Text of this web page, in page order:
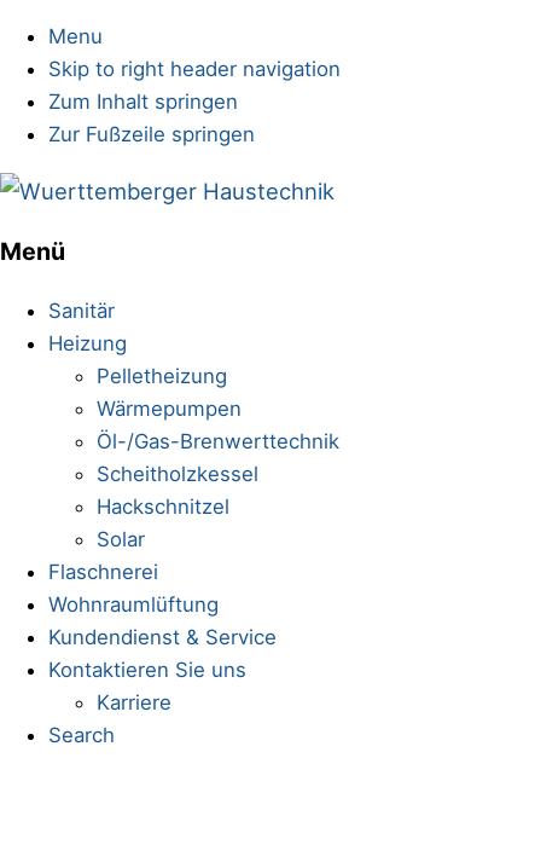
Menu
Skip to right header navigation
Zum Inhalt springen
Zur Fußzeile springen
Sanitärinstallationen
Mobile
Menu
Menü
Sanitär
Heizung
Pelletheizung
Wärmepumpen
Öl-/Gas-Brenwerttechnik
Scheitholzkessel
Hackschnitzel
Solar
Flaschnerei
Wohnraumlüftung
Kundendienst & Service
Kontaktieren Sie uns
Karriere
Search